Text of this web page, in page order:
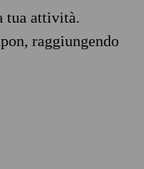
tua attività.
raggiungendo